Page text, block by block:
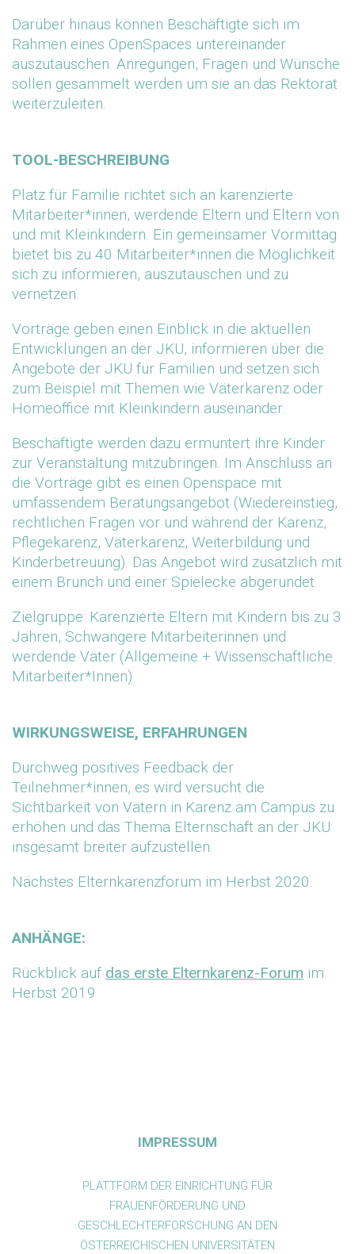
Darüber hinaus können Beschäftigte sich im
Rahmen eines OpenSpaces untereinander
auszutauschen. Anregungen, Fragen und Wünsche
sollen gesammelt werden um sie an das Rektorat
weiterzuleiten.
TOOL-BESCHREIBUNG
Platz für Familie richtet sich an karenzierte
Mitarbeiter*innen, werdende Eltern und Eltern von
und mit Kleinkindern. Ein gemeinsamer Vormittag
bietet bis zu 40 Mitarbeiter*innen die Möglichkeit
sich zu informieren, auszutauschen und zu
vernetzen.
Vorträge geben einen Einblick in die aktuellen
Entwicklungen an der JKU, informieren über die
Angebote der JKU für Familien und setzen sich
zum Beispiel mit Themen wie Väterkarenz oder
Homeoffice mit Kleinkindern auseinander.
Beschäftigte werden dazu ermuntert ihre Kinder
zur Veranstaltung mitzubringen. Im Anschluss an
die Vorträge gibt es einen Openspace mit
umfassendem Beratungsangebot (Wiedereinstieg,
rechtlichen Fragen vor und während der Karenz,
Pflegekarenz, Väterkarenz, Weiterbildung und
Kinderbetreuung). Das Angebot wird zusätzlich mit
einem Brunch und einer Spielecke abgerundet.
Zielgruppe: Karenzierte Eltern mit Kindern bis zu 3
Jahren, Schwangere Mitarbeiterinnen und
werdende Väter (Allgemeine + Wissenschaftliche
Mitarbeiter*Innen)
WIRKUNGSWEISE, ERFAHRUNGEN
Durchweg positives Feedback der
Teilnehmer*innen, es wird versucht die
Sichtbarkeit von Vätern in Karenz am Campus zu
erhöhen und das Thema Elternschaft an der JKU
insgesamt breiter aufzustellen.
Nächstes Elternkarenzforum im Herbst 2020.
ANHÄNGE:
Rückblick auf das erste Elternkarenz-Forum im
Herbst 2019
IMPRESSUM
PLATTFORM DER EINRICHTUNG FÜR
FRAUENFÖRDERUNG UND
GESCHLECHTERFORSCHUNG AN DEN
ÖSTERREICHISCHEN UNIVERSITÄTEN